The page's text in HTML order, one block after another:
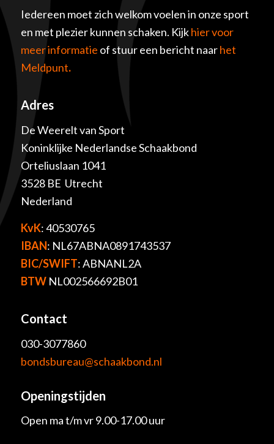
Iedereen moet zich welkom voelen in onze sport
en met plezier kunnen schaken. Kijkhier voor
meer informatie of stuur een bericht naarhet
Meldpunt.
Adres
De Weerelt van Sport
Koninklijke Nederlandse Schaakbond
Orteliuslaan 1041
3528 BE Utrecht
Nederland
KvK: 40530765
IBAN: NL67ABNA0891743537
BIC/SWIFT: ABNANL2A
BTWNL002566692B01
Contact
030-3077860
bondsbureau@schaakbond.nl
Openingstijden
Open ma t/m vr 9.00-17.00 uur